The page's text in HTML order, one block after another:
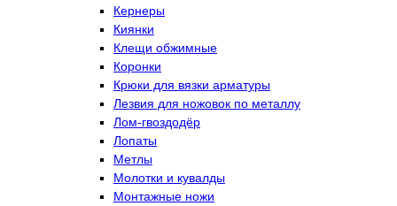
Кернеры
Киянки
Клещи обжимные
Коронки
Крюки для вязки арматуры
Лезвия для ножовок по металлу
Лом-гвоздодёр
Лопаты
Метлы
Молотки и кувалды
Монтажные ножи